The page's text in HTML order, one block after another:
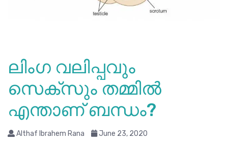
ലിംഗ വലിപ്പവും
സെക്സും തമ്മിൽ
എന്താണ് ബന്ധം?
Althaf Ibrahem Rana June 23, 2020